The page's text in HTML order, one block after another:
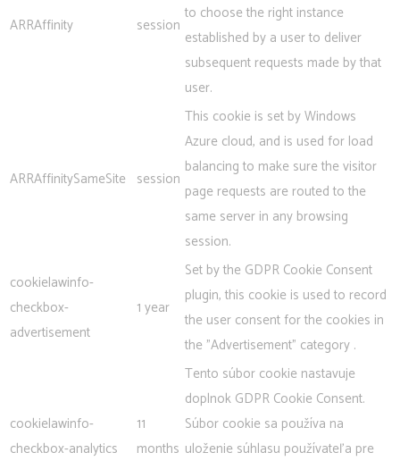
ARRAffinity session
to choose the right instance
established by a user to deliver
subsequent requests made by that
user.
ARRAffinitySameSite session
This cookie is set by Windows
Azure cloud, and is used for load
balancing to make sure the visitor
page requests are routed to the
same server in any browsing
session.
cookielawinfo-
checkbox-
advertisement
1 year
Set by the GDPR Cookie Consent
plugin, this cookie is used to record
the user consent for the cookies in
the "Advertisement" category .
cookielawinfo-
checkbox-analytics
11
months
Tento súbor cookie nastavuje
doplnok GDPR Cookie Consent.
Súbor cookie sa používa na
uloženie súhlasu používateľa pre